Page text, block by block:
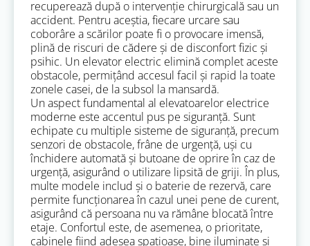
recuperează după o intervenție chirurgicală sau un
accident. Pentru aceștia, fiecare urcare sau
coborâre a scărilor poate fi o provocare imensă,
plină de riscuri de cădere și de disconfort fizic și
psihic. Un elevator electric elimină complet aceste
obstacole, permițând accesul facil și rapid la toate
zonele casei, de la subsol la mansardă.
Un aspect fundamental al elevatoarelor electrice
moderne este accentul pus pe siguranță. Sunt
echipate cu multiple sisteme de siguranță, precum
senzori de obstacole, frâne de urgență, uși cu
închidere automată și butoane de oprire în caz de
urgență, asigurând o utilizare lipsită de griji. În plus,
multe modele includ și o baterie de rezervă, care
permite funcționarea în cazul unei pene de curent,
asigurând că persoana nu va rămâne blocată între
etaje. Confortul este, de asemenea, o prioritate,
cabinele fiind adesea spațioase, bine iluminate și